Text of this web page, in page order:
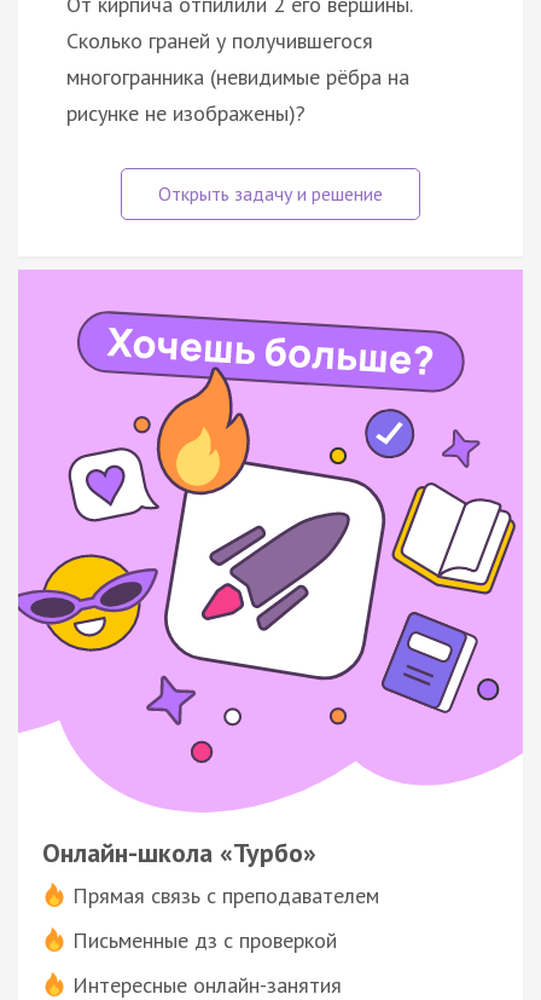
Сколько граней у получившегося
многогранника (невидимые рёбра на
рисунке не изображены)?
Онлайн-школа «Турбо»
Прямая связь с преподавателем
Письменные дз с проверкой
Интересные онлайн-занятия